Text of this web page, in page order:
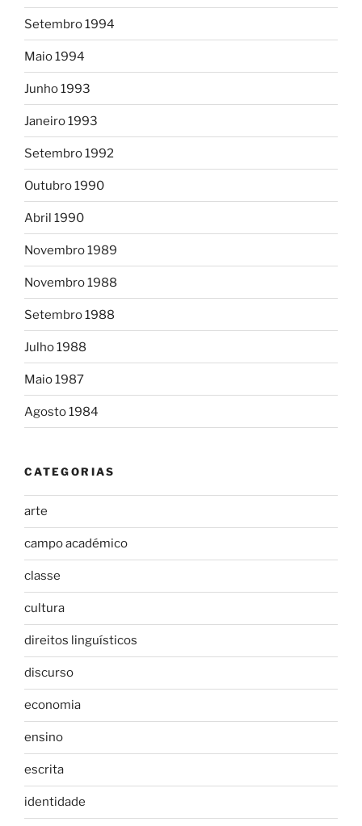
Setembro 1994
Maio 1994
Junho 1993
Janeiro 1993
Setembro 1992
Outubro 1990
Abril 1990
Novembro 1989
Novembro 1988
Setembro 1988
Julho 1988
Maio 1987
Agosto 1984
CATEGORIAS
arte
campo académico
classe
cultura
direitos linguísticos
discurso
economia
ensino
escrita
identidade